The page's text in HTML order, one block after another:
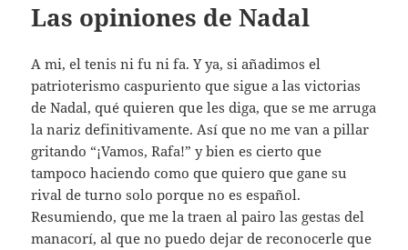
Las opiniones de Nadal
A mi, el tenis ni fu ni fa. Y ya, si añadimos el
patrioterismo caspuriento que sigue a las victorias
de Nadal, qué quieren que les diga, que se me arruga
la nariz definitivamente. Así que no me van a pillar
gritando “¡Vamos, Rafa!” y bien es cierto que
tampoco haciendo como que quiero que gane su
rival de turno solo porque no es español.
Resumiendo, que me la traen al pairo las gestas del
manacorí, al que no puedo dejar de reconocerle que